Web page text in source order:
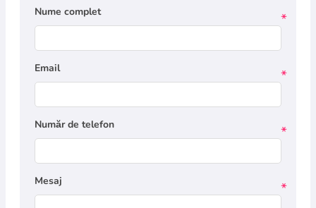
Nume complet *
Email *
Număr de telefon *
Mesaj *